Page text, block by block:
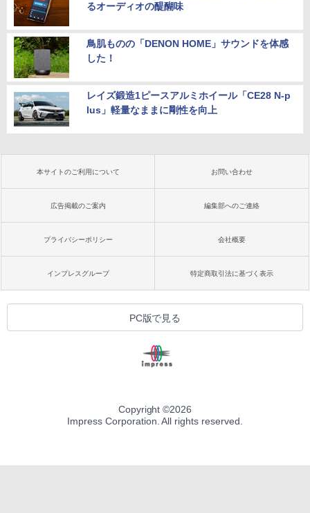
るオーディオの醍醐味
鳥肌ものの「DENON HOME」サウンドを体感
した！
レイズ鍛造1ピースアルミホイール「CE28 N-p
lus」軽量なままに剛性を向上
本サイトのご利用について お問い合わせ
広告掲載のご案内 編集部へのご連絡
プライバシーポリシー 会社概要
インプレスグループ 特定商取引法に基づく表示
PC版で見る
Copyright ©2026
Impress Corporation. All rights reserved.